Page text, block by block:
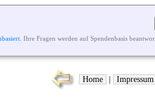
. Ihre Fragen werden auf Spendenbasis
Home Impressum